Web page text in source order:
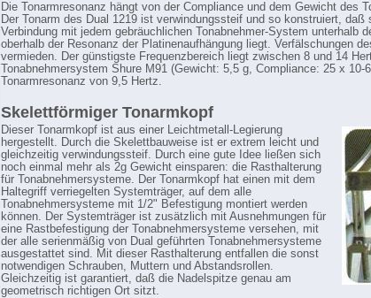
Die Tonarmresonanz hängt von der Compliance und dem Gewicht des
Der Tonarm des Dual 1219 ist verwindungssteif und so konstruiert, daß
Verbindung mit jedem gebräuchlichen Tonabnehmer-System unterhalb
oberhalb der Resonanz der Platinenaufhängung liegt. Verfälschungen
vermieden. Der günstigste Frequenzbereich liegt zwischen 8 und 14
Tonabnehmersystem Shure M91 (Gewicht: 5,5 g, Compliance: 25 x
Tonarmresonanz von 9,5 Hertz.
Skelettförmiger Tonarmkopf
Dieser Tonarmkopf ist aus einer Leichtmetall-Legierung
hergestellt. Durch die Skelettbauweise ist er extrem leicht und
gleichzeitig verwindungssteif. Durch eine gute Idee ließen sich
noch einmal mehr als 2g Gewicht einsparen: die Rasthalterung
für Tonabnehmersysteme. Der Tonarmkopf hat einen mit dem
Haltegriff verriegelten Systemträger, auf dem alle
Tonabnehmersysteme mit 1/2" Befestigung montiert werden
können. Der Systemträger ist zusätzlich mit Ausnehmungen für
eine Rastbefestigung der Tonabnehmersysteme versehen, mit
der alle serienmäßig von Dual geführten Tonabnehmersysteme
ausgestattet sind. Mit dieser Rasthalterung entfallen die sonst
notwendigen Schrauben, Muttern und Abstandsrollen.
Gleichzeitig ist garantiert, daß die Nadelspitze genau am
geometrisch richtigen Ort sitzt.